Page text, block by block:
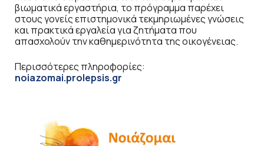
βιωματικά εργαστήρια, το πρόγραμμα παρέχει
στους γονείς επιστημονικά τεκμηριωμένες γνώσεις
και πρακτικά εργαλεία για ζητήματα που
απασχολούν την καθημερινότητα της οικογένειας.
Περισσότερες πληροφορίες:
noiazomai.prolepsis.gr